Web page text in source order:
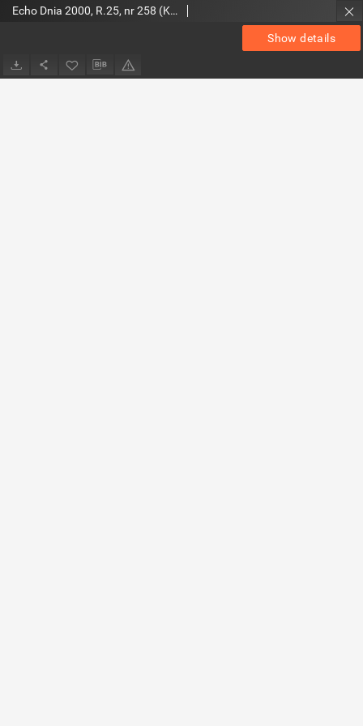
Show details
Echo Dnia 2000, R.25, nr 258 (Kieleckie)